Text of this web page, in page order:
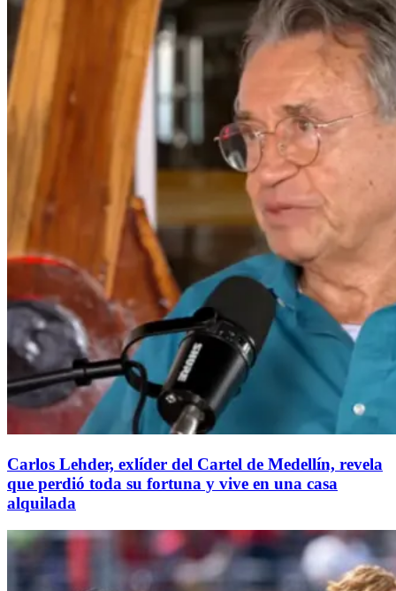
Carlos Lehder, exlíder del Cartel de Medellín, revela
que perdió toda su fortuna y vive en una casa
alquilada